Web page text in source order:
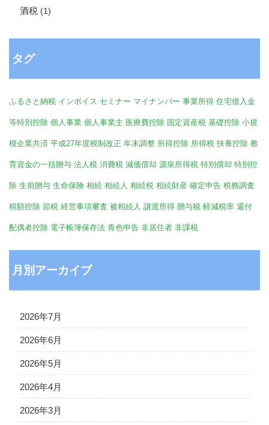
酒税 (1)
タグ
ふるさと納税 インボイス セミナー マイナンバー 事業所得 住宅借入金
等特別控除 個人事業 個人事業主 医療費控除 固定資産税 基礎控除 小規
模企業共済 平成27年度税制改正 年末調整 所得控除 所得税 扶養控除 教
育資金の一括贈与 法人税 消費税 減価償却 源泉所得税 特別償却 特別控
除 生前贈与 生命保険 相続 相続人 相続税 相続財産 確定申告 税務調査
税額控除 節税 経営事項審査 被相続人 譲渡所得 贈与税 軽減税率 還付
配偶者控除 電子帳簿保存法 青色申告 非居住者 非課税
月別アーカイブ
2026年7月
2026年6月
2026年5月
2026年4月
2026年3月